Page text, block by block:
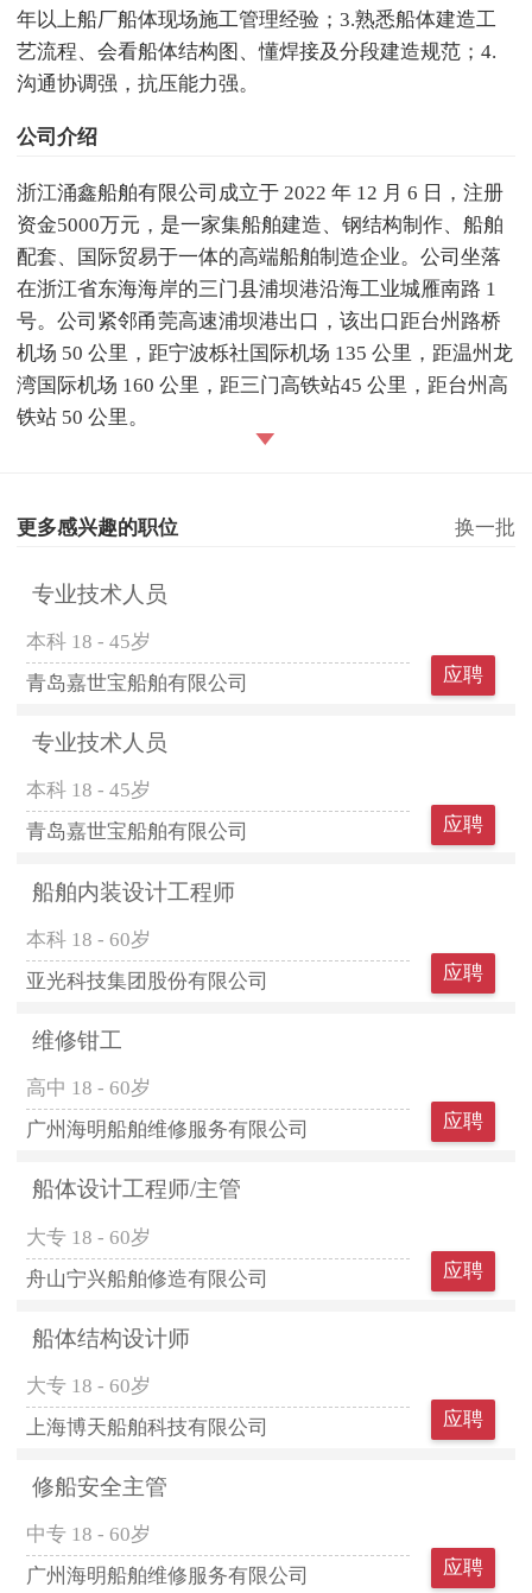
年以上船厂船体现场施工管理经验；3.熟悉船体建造工
艺流程、会看船体结构图、懂焊接及分段建造规范；4.
沟通协调强，抗压能力强。
公司介绍
浙江涌鑫船舶有限公司成立于 2022 年 12 月 6 日，注册
资金5000万元，是一家集船舶建造、钢结构制作、船舶
配套、国际贸易于一体的高端船舶制造企业。公司坐落
在浙江省东海海岸的三门县浦坝港沿海工业城雁南路 1
号。公司紧邻甬莞高速浦坝港出口，该出口距台州路桥
机场 50 公里，距宁波栎社国际机场 135 公里，距温州龙
湾国际机场 160 公里，距三门高铁站45 公里，距台州高
铁站 50 公里。
更多感兴趣的职位 换一批
专业技术人员
本科 18 - 45岁
青岛嘉世宝船舶有限公司
应聘
专业技术人员
本科 18 - 45岁
青岛嘉世宝船舶有限公司
应聘
船舶内装设计工程师
本科 18 - 60岁
亚光科技集团股份有限公司
应聘
维修钳工
高中 18 - 60岁
广州海明船舶维修服务有限公司
应聘
船体设计工程师/主管
大专 18 - 60岁
舟山宁兴船舶修造有限公司
应聘
船体结构设计师
大专 18 - 60岁
上海博天船舶科技有限公司
应聘
修船安全主管
中专 18 - 60岁
广州海明船舶维修服务有限公司
应聘